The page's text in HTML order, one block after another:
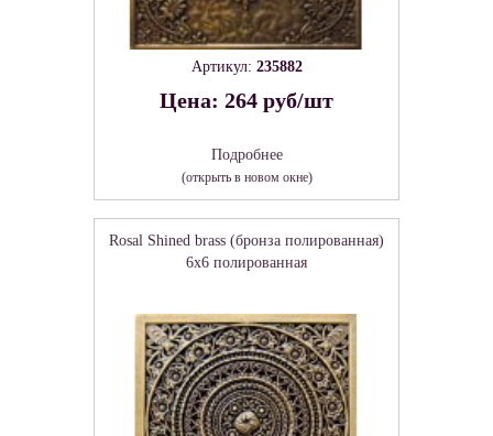
Артикул: 235882
Цена: 264 руб/шт
Подробнее
(открыть в новом окне)
Rosal Shined brass (бронза полированная)
6х6 полированная